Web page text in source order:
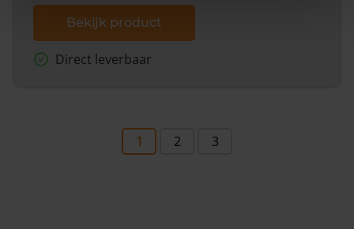
Bekijk product
Direct leverbaar
1 2 3